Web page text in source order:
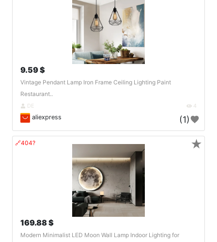
9.59 $
Vintage Pendant Lamp Iron Frame Ceiling Lighting Paint
Restaurant..
DE 4
aliexpress (1)
🔗404?
169.88 $
Modern Minimalist LED Moon Wall Lamp Indoor Lighting for
★